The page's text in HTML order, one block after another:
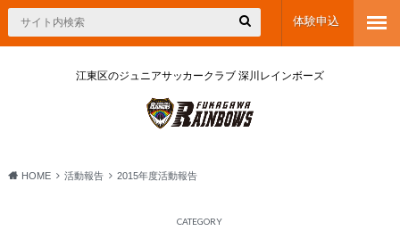
江東区のジュニアサッカークラブ 深川レインボーズ
体験申込
HOME 活動報告 2015年度活動報告
CATEGORY